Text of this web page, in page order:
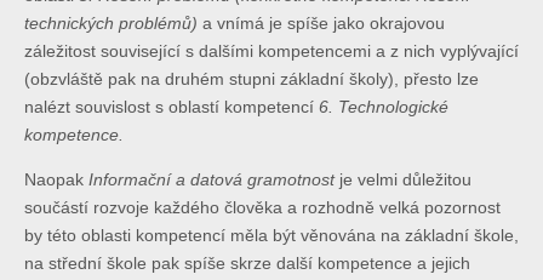
technických problémů) a vnímá je spíše jako okrajovou
záležitost související s dalšími kompetencemi a z nich vyplývající
(obzvláště pak na druhém stupni základní školy), přesto lze
nalézt souvislost s oblastí kompetencí 6. Technologické
kompetence.
Naopak Informační a datová gramotnost je velmi důležitou
součástí rozvoje každého člověka a rozhodně velká pozornost
by této oblasti kompetencí měla být věnována na základní škole,
na střední škole pak spíše skrze další kompetence a jejich